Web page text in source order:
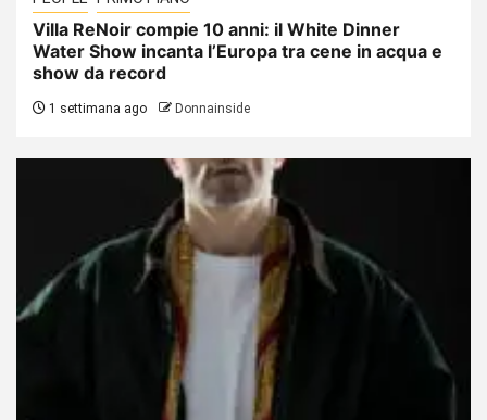
Villa ReNoir compie 10 anni: il White Dinner
Water Show incanta l’Europa tra cene in acqua e
show da record
1 settimana ago Donnainside